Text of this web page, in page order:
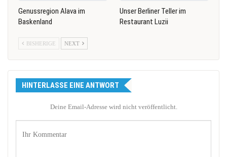
Genussregion Alava im
Baskenland
Unser Berliner Teller im
Restaurant Luzii
BISHERIGE NEXT
HINTERLASSE EINE ANTWORT
Deine Email-Adresse wird nicht veröffentlicht.